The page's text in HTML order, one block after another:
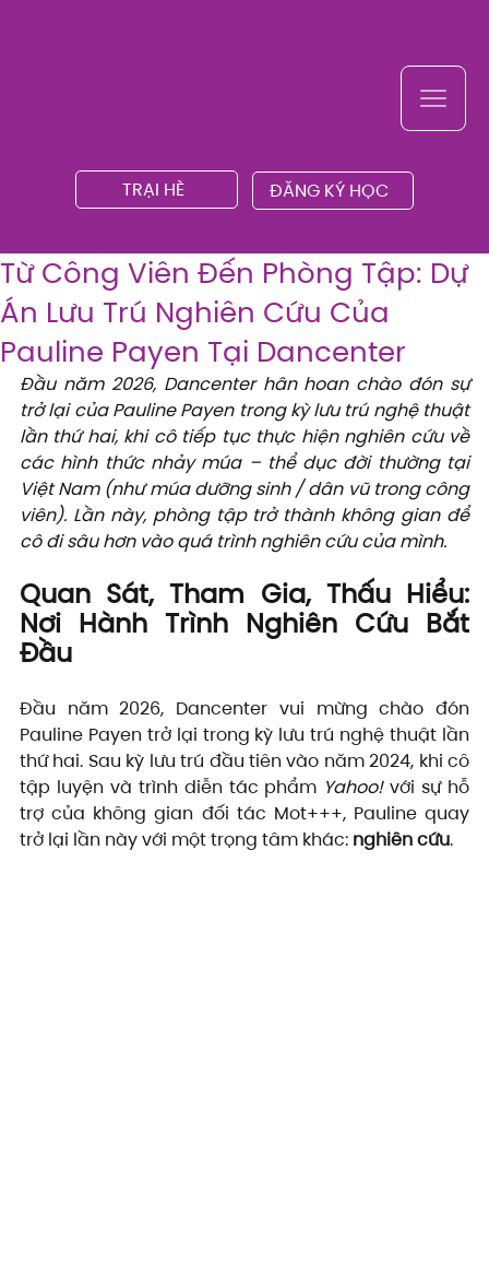
TRẠI HÈ ĐĂNG KÝ HỌC
Từ Công Viên Đến Phòng Tập: Dự
Án Lưu Trú Nghiên Cứu Của
Pauline Payen Tại Dancenter
Đầu năm 2026, Dancenter hân hoan chào đón sự
trở lại của Pauline Payen trong kỳ lưu trú nghệ thuật
lần thứ hai, khi cô tiếp tục thực hiện nghiên cứu về
các hình thức nhảy múa – thể dục đời thường tại
Việt Nam (như múa dưỡng sinh / dân vũ trong công
viên). Lần này, phòng tập trở thành không gian để
cô đi sâu hơn vào quá trình nghiên cứu của mình.
Quan Sát, Tham Gia, Thấu Hiểu:
Nơi Hành Trình Nghiên Cứu Bắt
Đầu
Đầu năm 2026, Dancenter vui mừng chào đón
Pauline Payen trở lại trong kỳ lưu trú nghệ thuật lần
thứ hai. Sau kỳ lưu trú đầu tiên vào năm 2024, khi cô
tập luyện và trình diễn tác phẩm Yahoo! với sự hỗ
trợ của không gian đối tác Mot+++, Pauline quay
trở lại lần này với một trọng tâm khác: nghiên cứu.